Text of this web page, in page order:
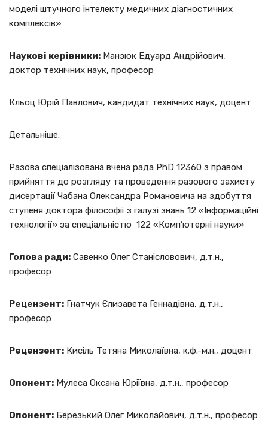
моделі штучного інтелекту медичних діагностичних
комплексів»
Наукові керівники: Манзюк Едуард Андрійович,
доктор технічних наук, професор
Кльоц Юрій Павлович, кандидат технічних наук, доцент
Детальніше:
Разова спеціалізована вчена рада PhD 12360 з правом
прийняття до розгляду та проведення разового захисту
дисертації Чабана Олександра Романовича на здобуття
ступеня доктора філософії з галузі знань 12 «Інформаційні
технології» за спеціальністю 122 «Комп’ютерні науки»
Голова ради: Савенко Олег Станісловович, д.т.н.,
професор
Рецензент: Гнатчук Єлизавета Геннадівна, д.т.н.,
професор
Рецензент: Кисіль Тетяна Миколаївна, к.ф.-м.н., доцент
Опонент: Мулеса Оксана Юріївна, д.т.н., професор
Опонент: Березький Олег Миколайович, д.т.н., професор